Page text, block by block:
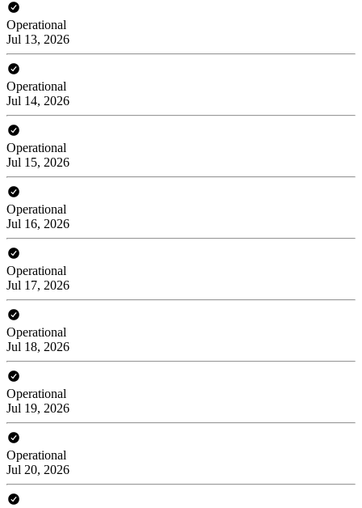
Operational
Jul 13, 2026
Operational
Jul 14, 2026
Operational
Jul 15, 2026
Operational
Jul 16, 2026
Operational
Jul 17, 2026
Operational
Jul 18, 2026
Operational
Jul 19, 2026
Operational
Jul 20, 2026